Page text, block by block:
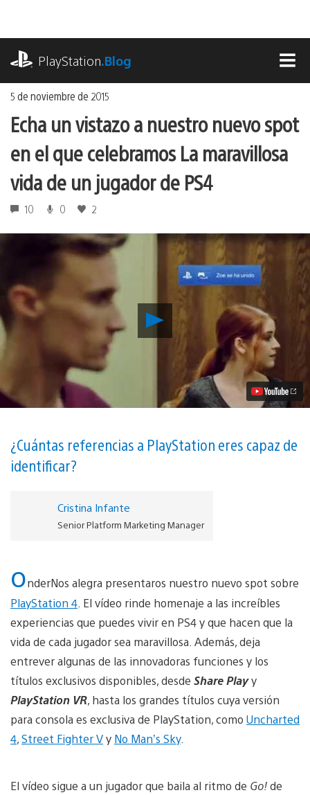
contenido
PlayStation.Blog
5 de noviembre de 2015
Echa un vistazo a nuestro nuevo spot
en el que celebramos La maravillosa
vida de un jugador de PS4
10 0 2
Reproducir
un
vistazo
nuestro
nuevo
spot
que
celebramos
jugador
¿Cuántas referencias a PlayStation eres capaz de
identificar?
Cristina Infante
Senior Platform Marketing Manager
onderNos alegra presentaros nuestro nuevo spot sobre
PlayStation 4 . El vídeo rinde homenaje a las increíbles
experiencias que puedes vivir en PS4 y que hacen que la
vida de cada jugador sea maravillosa. Además, deja
entrever algunas de las innovadoras funciones y los
títulos exclusivos disponibles, desde Share Playy
PlayStation VR, hasta los grandes títulos cuya versión
para consola es exclusiva de PlayStation, como Uncharted
4,Street Fighter Vy No Man’s Sky.
El vídeo sigue a un jugador que baila al ritmo de Go!de